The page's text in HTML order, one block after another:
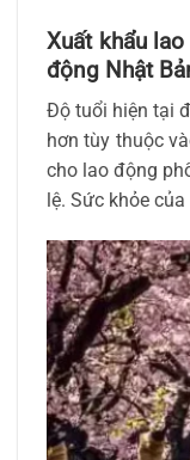
Xuất khẩu
động Nhật
Độ tuổi hiện tại
hơn tùy thuộc
cho lao động
lệ. Sức khỏe